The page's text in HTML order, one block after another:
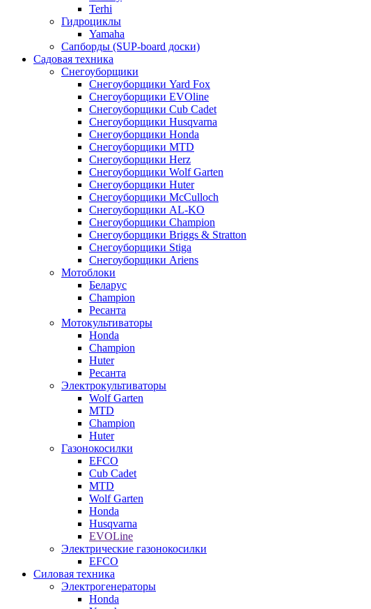
Terhi
Гидроциклы
Yamaha
Сапборды (SUP-board доски)
Садовая техника
Снегоуборщики
Снегоуборщики Yard Fox
Снегоуборщики EVOline
Снегоуборщики Cub Cadet
Снегоуборщики Husqvarna
Снегоуборщики Honda
Снегоуборщики MTD
Снегоуборщики Herz
Снегоуборщики Wolf Garten
Снегоуборщики Huter
Снегоуборщики McCulloch
Снегоуборщики AL-KO
Снегоуборщики Champion
Снегоуборщики Briggs & Stratton
Снегоуборщики Stiga
Снегоуборщики Ariens
Мотоблоки
Беларус
Champion
Ресанта
Мотокультиваторы
Honda
Champion
Huter
Ресанта
Электрокультиваторы
Wolf Garten
MTD
Champion
Huter
Газонокосилки
EFCO
Cub Cadet
MTD
Wolf Garten
Honda
Husqvarna
EVOLine
Электрические газонокосилки
EFCO
Силовая техника
Электрогенераторы
Honda